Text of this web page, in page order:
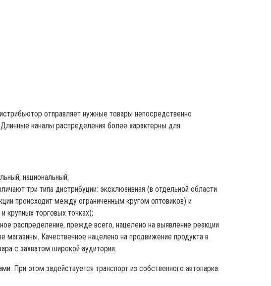
отправляет нужные товары непосредственно
каналы распределения более характерны для
национальный;
три типа дистрибуции: эксклюзивная (в отдельной области
происходит между ограниченным кругом оптовиков) и
крупных торговых точках);
распределение, прежде всего, нацелено на выявление реакции
магазины. Качественное нацелено на продвижение продукта в
с захватом широкой аудитории.
При этом задействуется транспорт из собственного автопарка.